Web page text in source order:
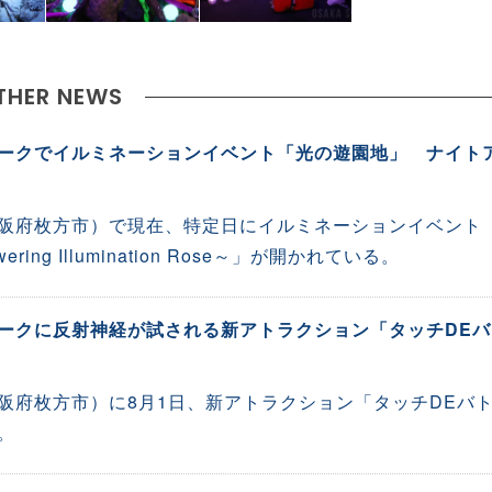
NEWS
クでイルミネーションイベント「光の遊園地」 ナイト
府枚方市）で現在、特定日にイルミネーションイベント
Illumination Rose～」が開かれている。
クに反射神経が試される新アトラクション「タッチDEバ
府枚方市）に8月1日、新アトラクション「タッチDEバト